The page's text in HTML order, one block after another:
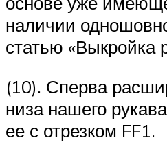
наличии
статью «Выкройка
(10). Сперва
низа нашего
ее с отрезком FF1.